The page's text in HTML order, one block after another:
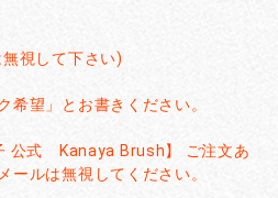
視して下さい)
希望」とお書きください。
公式 Kanaya Brush】 ご注文あ
ールは無視してください。